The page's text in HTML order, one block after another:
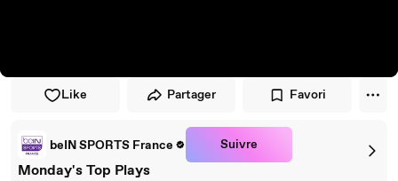
Like Partager Favori
beIN SPORTS France Suivre
Monday's Top Plays